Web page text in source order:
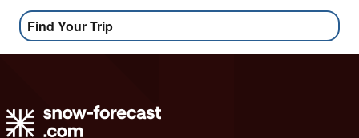
Find Your Trip